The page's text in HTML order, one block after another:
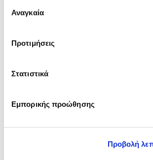
ενδιαφέρουν και να επιλέξετε από τα
΄΄και να
συγκατάθεσης
Αναγκαία
Προτιμήσεις
Στατιστικά
Εμπορικής προώθησης
Προβολή